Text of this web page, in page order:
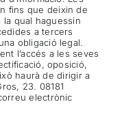
fins que deixin de
qual haguessin
a tercers
obligació legal.
l’accés a les seves
oposició,
haurà de dirigir a
23. 08181
electrònic